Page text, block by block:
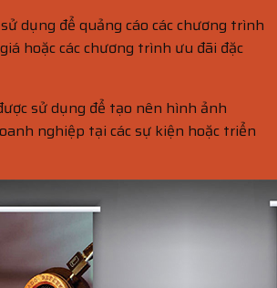
dụng để quảng cáo các chương trình
hoặc các chương trình ưu đãi đặc
sử dụng để tạo nên hình ảnh
nghiệp tại các sự kiện hoặc triển